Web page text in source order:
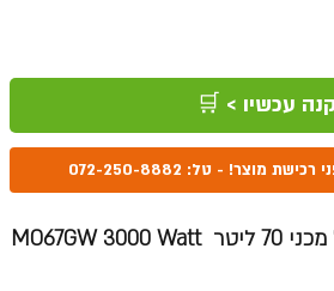
קנה עכשיו > 🛒
מוצר! - טל: 072-250-8882
תנור בילד אין קריסטל מכני 70 ליטר MO67GW 3000 Watt